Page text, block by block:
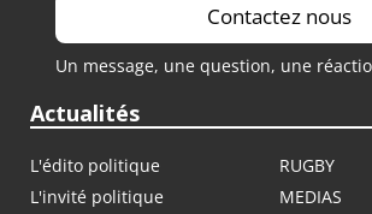
Contactez nous
Un message, une question, une
Actualités
L'édito politique
RUGBY
L'invité politique
MEDIAS